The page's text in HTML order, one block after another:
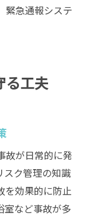
緊急通報システ
る工夫
故が日常的に発
スク管理の知識
を効果的に防止
室など事故が多